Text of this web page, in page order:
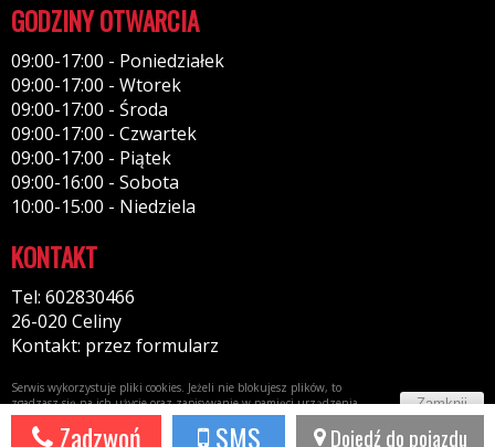
Zadzwoń SMS Dojedź do pojazdu
GODZINY OTWARCIA
09:00-17:00 - Poniedziałek
09:00-17:00 - Wtorek
09:00-17:00 - Środa
09:00-17:00 - Czwartek
09:00-17:00 - Piątek
09:00-16:00 - Sobota
10:00-15:00 - Niedziela
KONTAKT
Tel: 602830466
26-020 Celiny
Kontakt: przez formularz
Serwis wykorzystuje pliki cookies. Jeżeli nie blokujesz plików, to
zgadzasz się na ich użycie oraz zapisywanie w pamięci urządzenia.
Więcej informacji wpolityce prywatności
Zamknij